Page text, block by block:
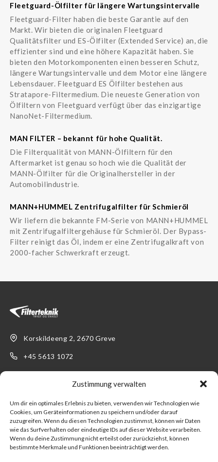
Zustimmung verwalten
Um dir ein optimales Erlebnis zu bieten, verwenden wir Technologien wie
Cookies, um Geräteinformationen zu speichern und/oder darauf
zuzugreifen. Wenn du diesen Technologien zustimmst, können wir Daten
wie das Surfverhalten oder eindeutige IDs auf dieser Website verarbeiten.
Wenn du deine Zustimmung nicht erteilst oder zurückziehst, können
bestimmte Merkmale und Funktionen beeinträchtigt werden.
Fleetguard-Ölfilter für längere Wartungsintervalle
Fleetguard-Filter haben die beste Garantie auf den
Markt. Wir bieten die originalen Fleetguard
Qualitätsfilter und ES-Ölfilter (Extended Service) an, die
effizienter sind und eine höhere Kapazität haben. Sie
bieten den Motorkomponenten einen besseren Schutz,
längere Wartungsintervalle und dem Motor eine längere
Lebensdauer. Fleetguard ES Ölfilter bestehen aus
Stratapore-Filtermedium. Die neueste Generation von
Ölfiltern von Fleetguard verfügt über das einzigartige
NanoNet-Filtermedium.
MAN FILTER – bekannt für hohe Qualität.
Die Filterqualität von MANN-Ölfiltern für den
Aftermarket ist genau so hoch wie die Qualität der
MANN-Ölfilter für die Originalhersteller in der
Automobilindustrie.
MANN+HUMMEL Zentrifugalfilter für Schmieröl
Wir liefern die bekannte FM-Serie von MANN+HUMMEL
mit Zentrifugalfiltergehäuse für Schmieröl. Der Bypass-
Filter reinigt das Öl, indem er eine Zentrifugalkraft von
2000-facher Schwerkraft erzeugt.
Korskildeeng 2, 2670 Greve
+45 5613 1072
LINKS
Produkter
Branchen
SUPPORT
Kontakt
Werden Sie Kunde!